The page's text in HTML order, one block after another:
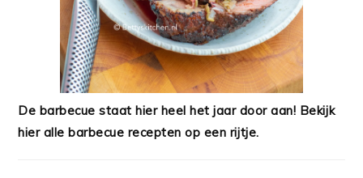
De barbecue staat hier heel het jaar door aan! Bekijk
hier alle barbecue recepten op een rijtje.